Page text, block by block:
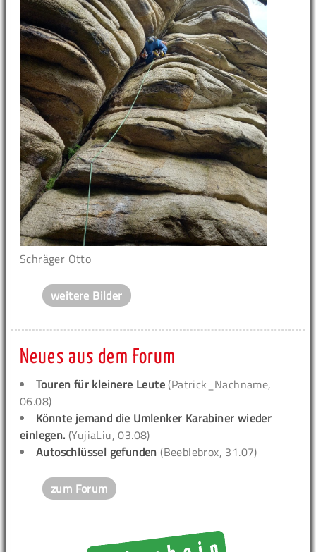
Schräger Otto
weitere Bilder
Neues aus dem Forum
Touren für kleinere Leute (Patrick_Nachname,
06.08)
Könnte jemand die Umlenker Karabiner wieder
einlegen. (YujiaLiu, 03.08)
Autoschlüssel gefunden (Beeblebrox, 31.07)
zum Forum